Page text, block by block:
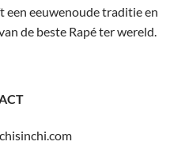
een eeuwenoude traditie en
de beste Rapé ter wereld.